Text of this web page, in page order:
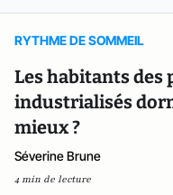
RYTHME DE SOMMEIL
Les habitants des
industrialisés
mieux ?
Séverine Brune
4 min de lecture